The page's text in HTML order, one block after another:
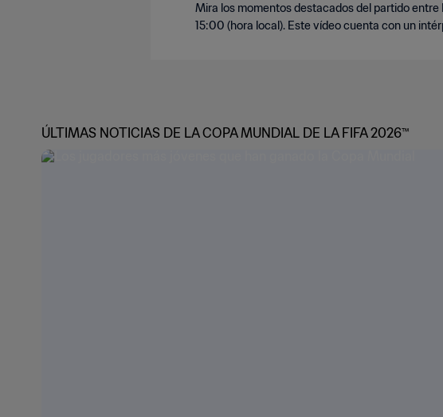
Mira los momentos destacados del partido entre
15:00 (hora local). Este vídeo cuenta con un
ÚLTIMAS NOTICIAS DE LA COPA MUNDIAL DE LA FIFA 2026™